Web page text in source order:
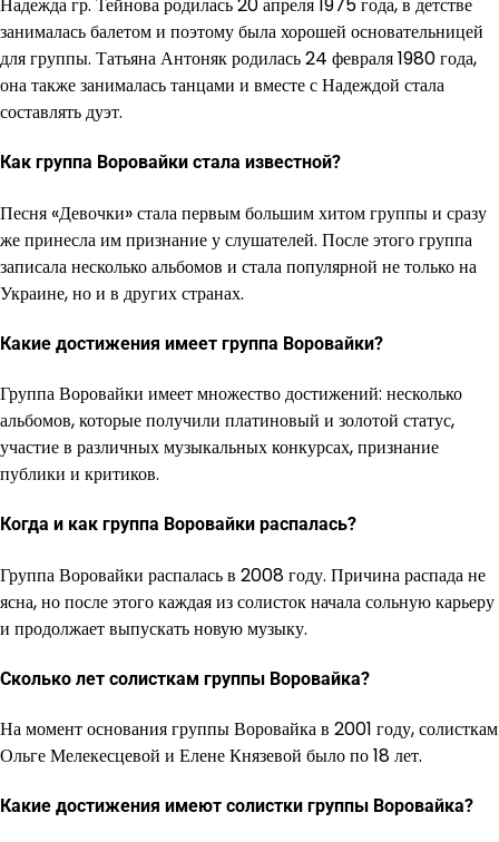
занималась балетом и поэтому была хорошей основательницей
для группы. Татьяна Антоняк родилась 24 февраля 1980 года,
она также занималась танцами и вместе с Надеждой стала
составлять дуэт.
Как группа Воровайки стала известной?
Песня «Девочки» стала первым большим хитом группы и сразу
же принесла им признание у слушателей. После этого группа
записала несколько альбомов и стала популярной не только на
Украине, но и в других странах.
Какие достижения имеет группа Воровайки?
Группа Воровайки имеет множество достижений: несколько
альбомов, которые получили платиновый и золотой статус,
участие в различных музыкальных конкурсах, признание
публики и критиков.
Когда и как группа Воровайки распалась?
Группа Воровайки распалась в 2008 году. Причина распада не
ясна, но после этого каждая из солисток начала сольную карьеру
и продолжает выпускать новую музыку.
Сколько лет солисткам группы Воровайка?
На момент основания группы Воровайка в 2001 году, солисткам
Ольге Мелекесцевой и Елене Князевой было по 18 лет.
Какие достижения имеют солистки группы Воровайка?